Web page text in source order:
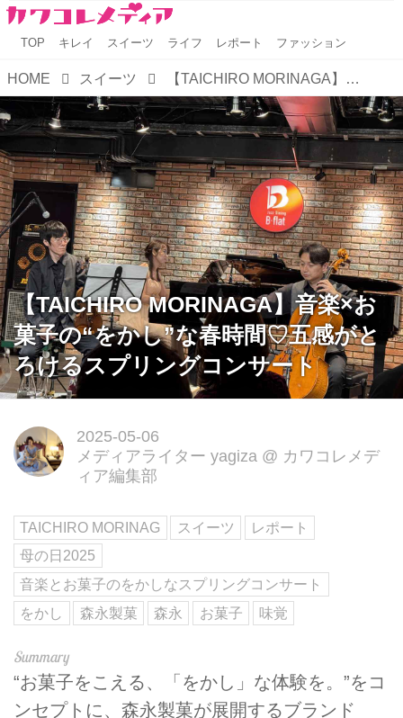
TOP キレイ スイーツ ライフ レポート ファッション
HOME スイーツ 【TAICHIRO MORINAGA】音楽×お菓子の“をかし”な春時間♡五感がとろけるスプリングコンサート
【TAICHIRO MORINAGA】音楽×お
菓子の“をかし”な春時間♡五感がと
ろけるスプリングコンサート
2025-05-06
メディアライター yagiza @ カワコレメデ
ィア編集部
TAICHIRO MORINAG スイーツ
レポート
母の日2025
音楽とお菓子のをかしなスプリングコンサート
をかし
森永製菓 森永 お菓子 味覚
“お菓子をこえる、「をかし」な体験を。”をコ
ンセプトに、森永製菓が展開するブランド